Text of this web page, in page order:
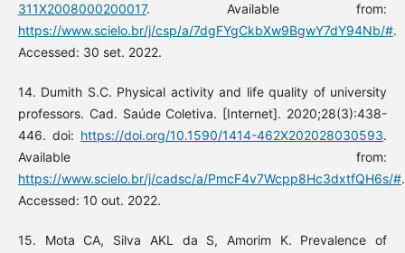
311X2008000200017. Available from:
https://www.scielo.br/j/csp/a/7dgFYgCkbXw9BgwY7dY94Nb/#.
Accessed: 30 set. 2022.
14. Dumith S.C. Physical activity and life quality of university
professors. Cad. Saúde Coletiva. [Internet]. 2020;28(3):438-
446. doi: https://doi.org/10.1590/1414-462X202028030593.
Available from:
https://www.scielo.br/j/cadsc/a/PmcF4v7Wcpp8Hc3dxtfQH6s/#.
Accessed: 10 out. 2022.
15. Mota CA, Silva AKL da S, Amorim K. Prevalence of